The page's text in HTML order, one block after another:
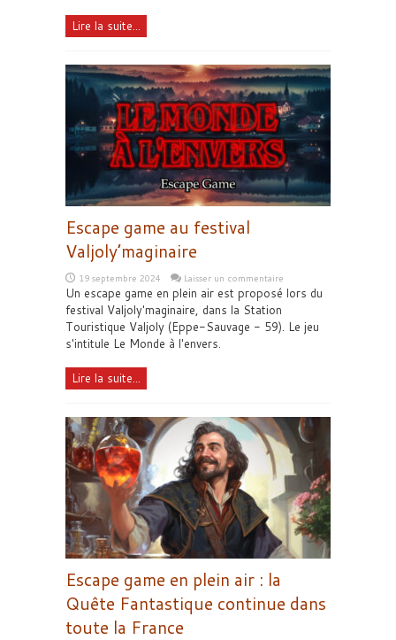
Lire la suite...
Escape game au festival
Valjoly’maginaire
19 septembre 2024 Laisser un commentaire
Un escape game en plein air est proposé lors du
festival Valjoly'maginaire, dans la Station
Touristique Valjoly (Eppe-Sauvage - 59). Le jeu
s'intitule Le Monde à l'envers.
Lire la suite...
Escape game en plein air : la
Quête Fantastique continue dans
toute la France